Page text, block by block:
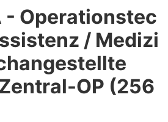
- Operationstec
/ Medizi
OP (256